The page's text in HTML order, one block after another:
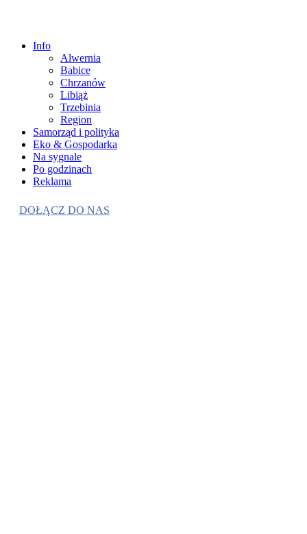
Info
Alwernia
Babice
Chrzanów
Libiąż
Trzebinia
Region
Samorząd i polityka
Eko & Gospodarka
Na sygnale
Po godzinach
Reklama
DOŁĄCZ DO NAS